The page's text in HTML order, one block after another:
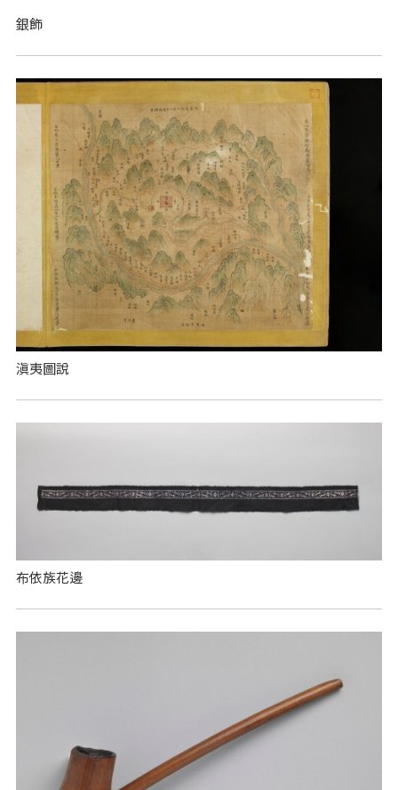
銀飾
滇夷圖說
布依族花邊